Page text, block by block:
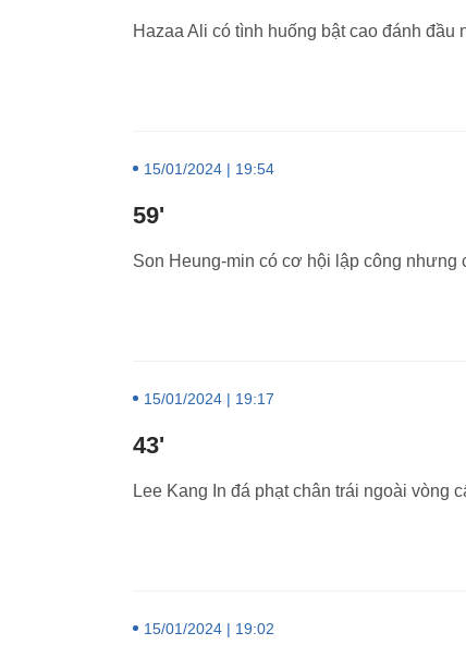
Hazaa Ali có tình huống bật cao đánh
15/01/2024 | 19:54
59'
Son Heung-min có cơ hội lập công nhưng
15/01/2024 | 19:17
43'
Lee Kang In đá phạt chân trái ngoài vòng
15/01/2024 | 19:02